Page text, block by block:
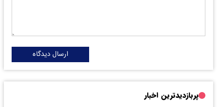
ارسال دیدگاه
پربازدیدترین اخبار